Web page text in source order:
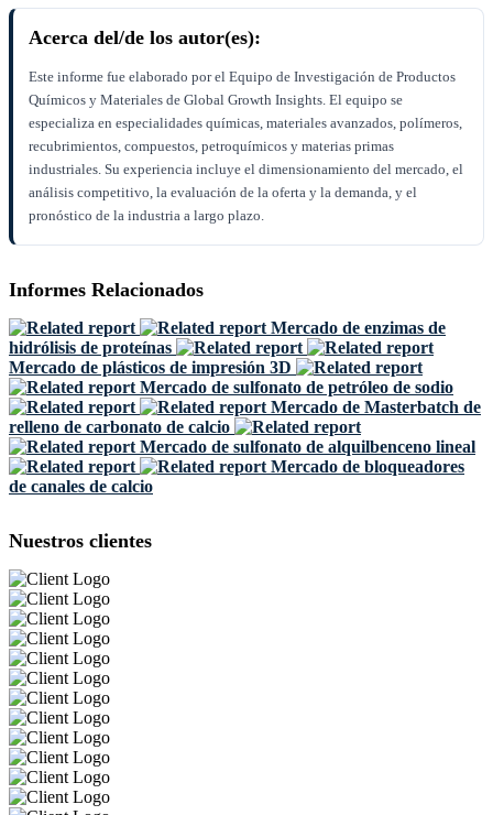
Acerca del/de los autor(es):
Este informe fue elaborado por el Equipo de Investigación de Productos
Químicos y Materiales de Global Growth Insights. El equipo se
especializa en especialidades químicas, materiales avanzados, polímeros,
recubrimientos, compuestos, petroquímicos y materias primas
industriales. Su experiencia incluye el dimensionamiento del mercado, el
análisis competitivo, la evaluación de la oferta y la demanda, y el
pronóstico de la industria a largo plazo.
Informes Relacionados
Mercado de enzimas de
hidrólisis de proteínas
Mercado de plásticos de impresión 3D
Mercado de sulfonato de petróleo de sodio
Mercado de Masterbatch de
relleno de carbonato de calcio
Mercado de sulfonato de alquilbenceno lineal
Mercado de bloqueadores
de canales de calcio
Nuestros clientes